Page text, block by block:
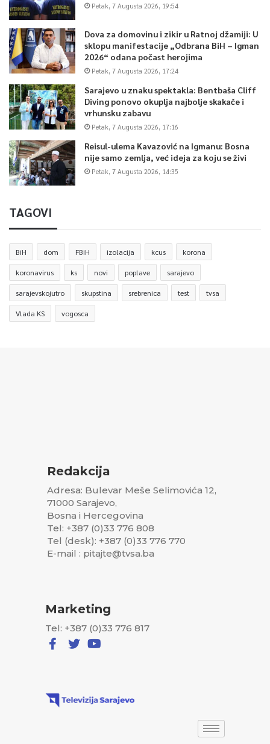
Petak, 7 Augusta 2026, 19:54
Dova za domovinu i zikir u Ratnoj džamiji: U
sklopu manifestacije „Odbrana BiH – Igman
2026“ odana počast herojima
Petak, 7 Augusta 2026, 17:24
Sarajevo u znaku spektakla: Bentbaša Cliff
Diving ponovo okuplja najbolje skakače i
vrhunsku zabavu
Petak, 7 Augusta 2026, 17:16
Reisul-ulema Kavazović na Igmanu: Bosna
nije samo zemlja, već ideja za koju se živi
Petak, 7 Augusta 2026, 14:35
TAGOVI
BiH dom FBiH izolacija kcus korona
koronavirus ks novi poplave sarajevo
sarajevskojutro skupstina srebrenica test tvsa
Vlada KS vogosca
Redakcija
Adresa: Bulevar Meše Selimovića 12,
71000 Sarajevo,
Bosna i Hercegovina
Tel: +387 (0)33 776 808
Tel (desk): +387 (0)33 776 770
E-mail : pitajte@tvsa.ba
Marketing
Tel: +387 (0)33 776 817